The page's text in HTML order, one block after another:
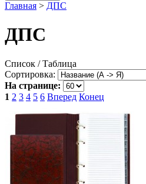
Главная > ДПС
ДПС
Список / Таблица
Сортировка:
На странице:
1 2 3 4 5 6 Вперед Конец